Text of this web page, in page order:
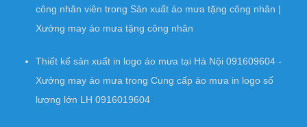
công nhân viên trong Sản xuất áo mưa tặng công nhân |
Xưởng may áo mưa tặng công nhân
Thiết kế sản xuất in logo áo mưa tại Hà Nội 091609604 -
Xưởng may áo mưa trong Cung cấp áo mưa in logo số
lượng lớn LH 0916019604